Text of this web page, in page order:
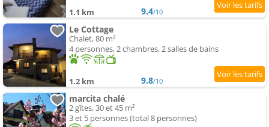
1.1 km 9.4/10
Le Cottage
Chalet, 80 m²
4 personnes, 2 chambres, 2 salles de bains
1.2 km 9.8/10
marcita chalé
2 gîtes, 30 et 45 m²
3 et 5 personnes (total 8 personnes)